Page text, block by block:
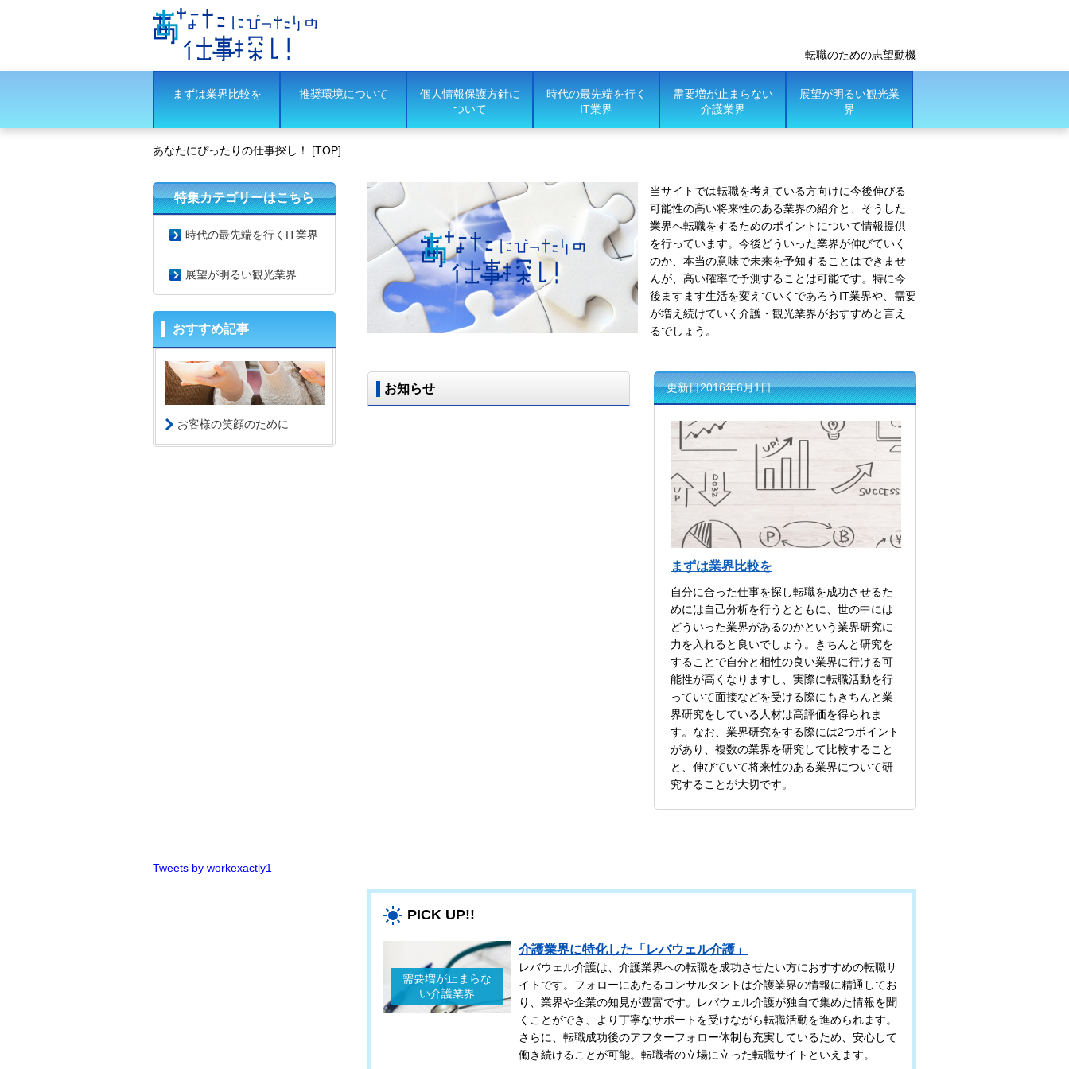
転職のための志望動機
まずは業界比較を 推奨環境について
個人情報保護方針に
ついて
時代の最先端を行く
IT業界
需要増が止まらない
介護業界
展望が明るい観光業
界
あなたにぴったりの仕事探し！ [TOP]
当サイトでは転職を考えている方向けに今後伸びる
可能性の高い将来性のある業界の紹介と、そうした
業界へ転職をするためのポイントについて情報提供
を行っています。今後どういった業界が伸びていく
のか、本当の意味で未来を予知することはできませ
んが、高い確率で予測することは可能です。特に今
後ますます生活を変えていくであろうIT業界や、需要
が増え続けていく介護・観光業界がおすすめと言え
るでしょう。
お知らせ 更新日2016年6月1日
まずは業界比較を
自分に合った仕事を探し転職を成功させるた
めには自己分析を行うとともに、世の中には
どういった業界があるのかという業界研究に
力を入れると良いでしょう。きちんと研究を
することで自分と相性の良い業界に行ける可
能性が高くなりますし、実際に転職活動を行
っていて面接などを受ける際にもきちんと業
界研究をしている人材は高評価を得られま
す。なお、業界研究をする際には2つポイント
があり、複数の業界を研究して比較すること
と、伸びていて将来性のある業界について研
究することが大切です。
PICK UP!!
需要増が止まらな
い介護業界
介護業界に特化した「レバウェル介護」
レバウェル介護は、介護業界への転職を成功させたい方におすすめの転職サ
イトです。フォローにあたるコンサルタントは介護業界の情報に精通してお
り、業界や企業の知見が豊富です。レバウェル介護が独自で集めた情報を聞
くことができ、より丁寧なサポートを受けながら転職活動を進められます。
さらに、転職成功後のアフターフォロー体制も充実しているため、安心して
働き続けることが可能。転職者の立場に立った転職サイトといえます。
特集カテゴリーはこちら
時代の最先端を行くIT業界
展望が明るい観光業界
おすすめ記事
お客様の笑顔のために
Tweets by workexactly1